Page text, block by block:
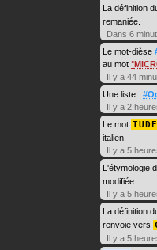
La définition
remaniée.
Dans 6
Le mot-dièse
au mot
Il y a 44
Une liste :
Il y a 2
Le mot
italien.
Il y a 5
L'étymologie
modifiée.
Il y a 5
La définition
renvoie vers
Il y a 5